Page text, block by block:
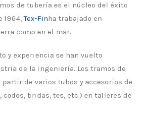
de tubería es el núcleo del éxito
1964,Tex-Finha trabajado en
como en el mar.
y experiencia se han vuelto
de la ingeniería. Los tramos de
de varios tubos y accesorios de
bridas, tes, etc.) en talleres de